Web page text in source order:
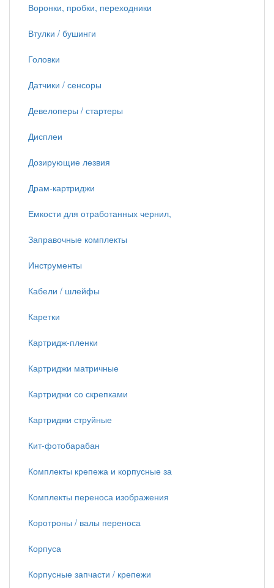
Воронки, пробки, переходники
Втулки / бушинги
Головки
Датчики / сенсоры
Девелоперы / стартеры
Дисплеи
Дозирующие лезвия
Драм-картриджи
Емкости для отработанных чернил,
Заправочные комплекты
Инструменты
Кабели / шлейфы
Каретки
Картридж-пленки
Картриджи матричные
Картриджи со скрепками
Картриджи струйные
Кит-фотобарабан
Комплекты крепежа и корпусные за
Комплекты переноса изображения
Коротроны / валы переноса
Корпуса
Корпусные запчасти / крепежи